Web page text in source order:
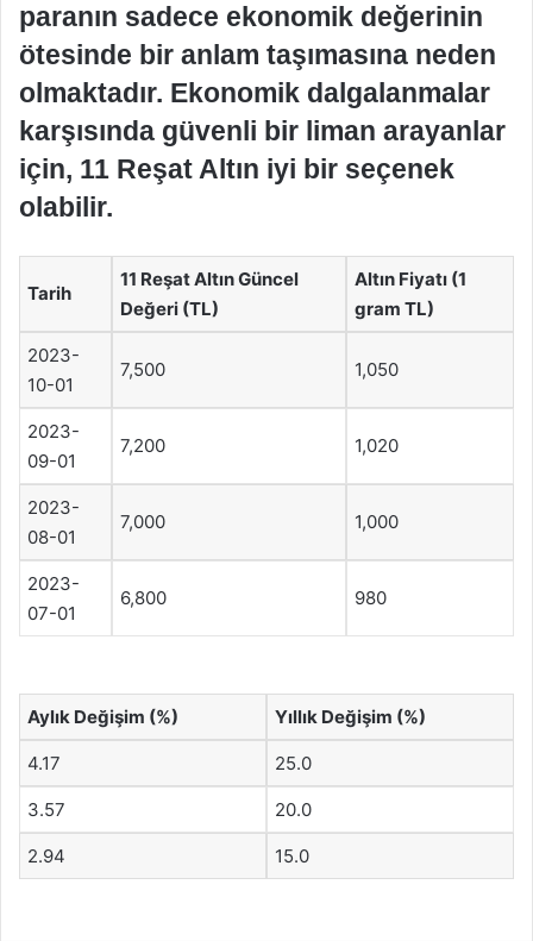
paranın sadece ekonomik değerinin
ötesinde bir anlam taşımasına neden
olmaktadır. Ekonomik dalgalanmalar
karşısında güvenli bir liman arayanlar
için, 11 Reşat Altın iyi bir seçenek
olabilir.
Tarih
11 Reşat Altın Güncel
Değeri (TL)
Altın Fiyatı (1
gram TL)
2023-
10-01
7,500 1,050
2023-
09-01
7,200 1,020
2023-
08-01
7,000 1,000
2023-
07-01
6,800 980
Aylık Değişim (%) Yıllık Değişim (%)
4.17 25.0
3.57 20.0
2.94 15.0